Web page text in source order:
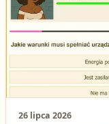
26 lipca 2026